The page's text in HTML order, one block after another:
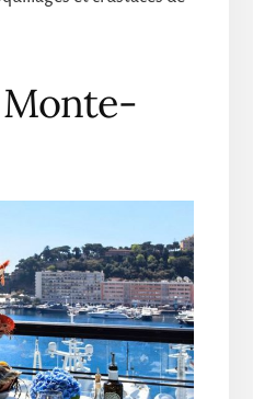
Monte-